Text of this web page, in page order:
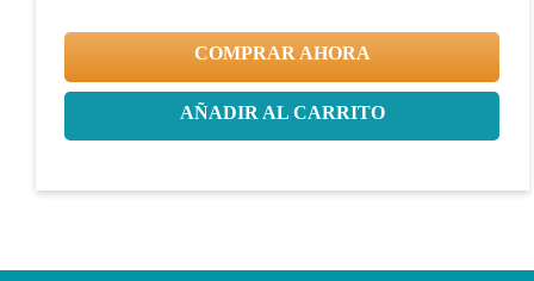
COMPRAR AHORA
AÑADIR AL CARRITO